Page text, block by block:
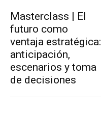
Masterclass | El
futuro como
ventaja estratégica:
anticipación,
escenarios y toma
de decisiones